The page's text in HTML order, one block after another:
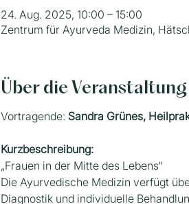
24. Aug. 2025, 10:00 – 15:00
Zentrum für Ayurveda Medizin,
Über die Veranstaltung
Vortragende: Sandra Grünes,
Kurzbeschreibung:
„Frauen in der Mitte des Lebens“
Die Ayurvedische Medizin verfügt
Diagnostik und individuelle